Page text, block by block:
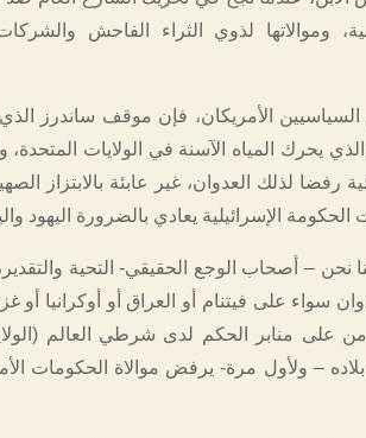
وموالاتها لذوي الثراء الفاحش
السياسيين الأمريكان، فإن موقف ساندرز
يحرك المياه الآسنة في الولايات
رفضا لذلك العدوان، غير عابئة بالابتزاز
الإسرائيلية يعادي بالضرورة اليهود
نحن – أصحاب الوجع الحقيقي- التحية
سواء على فيتنام أو العراق أو أوكرانيا أو
على منابر الحكم لدى شرطي العالم
– ولأول مرة- يرفض موالاة الحكومات